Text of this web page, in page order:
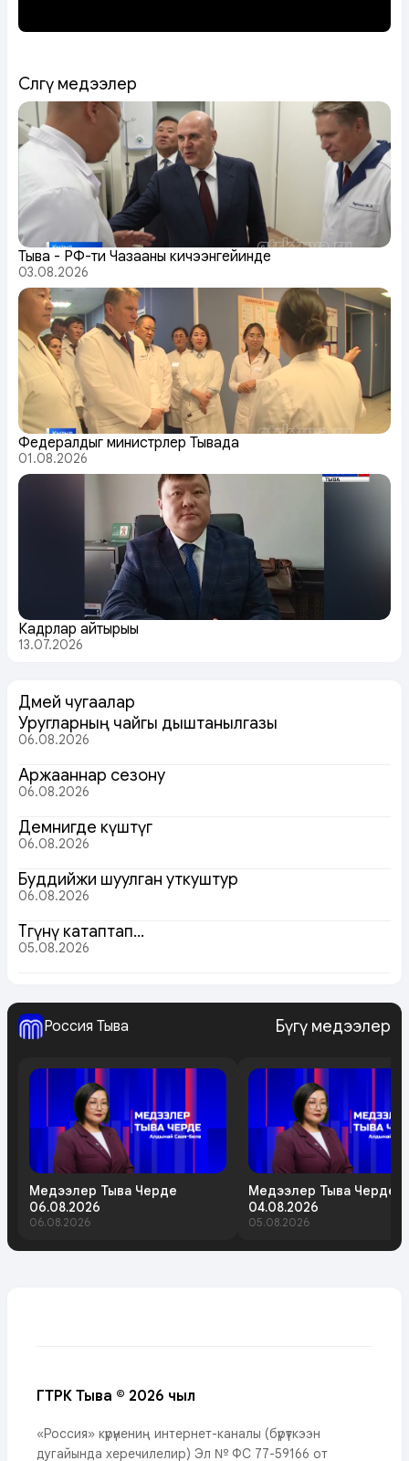
Сөөлгү медээлер
Тыва - РФ-тиң Чазааның кичээнгейинде
03.08.2026
Федералдыг министрлер Тывада
01.08.2026
Кадрлар айтырыы
13.07.2026
Дөмей чугаалар
Уругларның чайгы дыштанылгазы
06.08.2026
Аржааннар сезону
06.08.2026
Демнигде күштүг
06.08.2026
Буддийжи шуулган уткуштур
06.08.2026
Төөгүнү катаптап…
05.08.2026
Россия Тыва Бүгү медээлер
Медээлер Тыва Черде
06.08.2026
06.08.2026
Медээлер Тыва Черде
04.08.2026
05.08.2026
ГТРК Тыва © 2026 чыл
«Россия» күрүнениң интернет-каналы (бүрүткээн
дугайында херечилелир) Эл № ФС 77-59166 от